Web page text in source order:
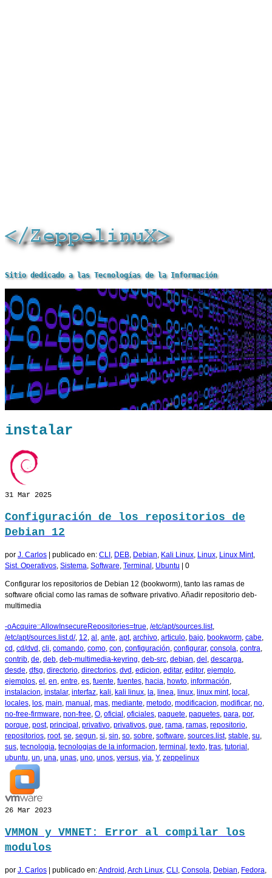
Sitio dedicado a las Tecnologías de la Información
instalar
31 Mar 2025
Configuración de los repositorios de
Debian 12
por J. Carlos publicado en: CLI , DEB, Debian, Kali Linux, Linux, Linux Mint,
Sist. Operativos, Sistema, Software, Terminal , Ubuntu 0
Configurar los repositorios de Debian 12 (bookworm), tanto las ramas de
software oficial como las ramas de software privativo. Añadir repositorio deb-
multimedia
-oAcquire::AllowInsecureRepositories=true, /etc/apt/sources.list,
/etc/apt/sources.list.d/, 12, al , ante, apt, archivo, articulo, bajo, bookworm, cabe,
cd , cd/dvd , cli, comando, como, con, configuración, configurar, consola, contra,
contrib, de, deb, deb-multimedia-keyring, deb-src, debian, del , descarga,
desde, dfsg, directorio, directorios, dvd , edicion, editar, editor, ejemplo,
ejemplos, el , en, entre, es, fuente, fuentes, hacia, howto, información,
instalacion, instalar, interfaz, kali, kali linux, la, linea, linux, linux mint, local ,
locales, los, main, manual , mas, mediante, metodo, modificacion, modificar, no,
no-free-firmware, non-free, O, oficial , oficiales, paquete, paquetes, para, por,
porque, post, principal , privativo, privativos, que, rama, ramas, repositorio,
repositorios, root, se, segun, si, sin, so, sobre, software, sources.list, stable, su,
sus, tecnologia, tecnologias de la informacion, terminal , texto, tras, tutorial ,
ubuntu, un, una, unas, uno, unos, versus, via, Y, zeppelinux
26 Mar 2023
VMMON y VMNET: Error al compilar los
modulos
por J. Carlos publicado en:Android ,Arch Linux, CLI , Consola, Debian, Fedora,